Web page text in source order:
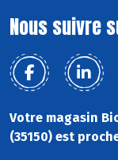
Nous suivre
Votre magasin
(35150) est